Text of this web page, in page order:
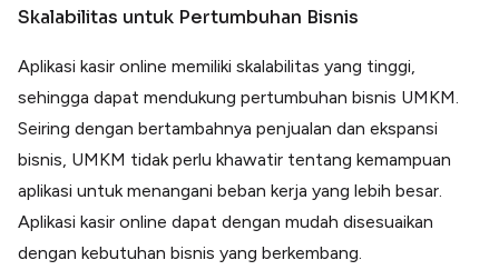
Skalabilitas untuk Pertumbuhan Bisnis
Aplikasi kasir online memiliki skalabilitas yang tinggi,
sehingga dapat mendukung pertumbuhan bisnis UMKM.
Seiring dengan bertambahnya penjualan dan ekspansi
bisnis, UMKM tidak perlu khawatir tentang kemampuan
aplikasi untuk menangani beban kerja yang lebih besar.
Aplikasi kasir online dapat dengan mudah disesuaikan
dengan kebutuhan bisnis yang berkembang.